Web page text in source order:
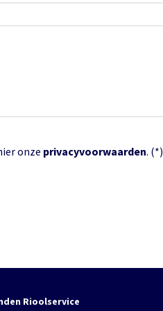
onze privacyvoorwaarden. (*)
Rioolservice